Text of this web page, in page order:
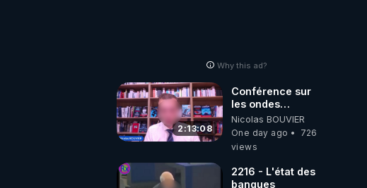
Why this ad?
2:13:08
Conférence sur
les ondes
électromagnétiques
par Grégoire
Caustru et Bart de
Nicolas BOUVIER
One day ago
726
views
2216 - L'état des
banques